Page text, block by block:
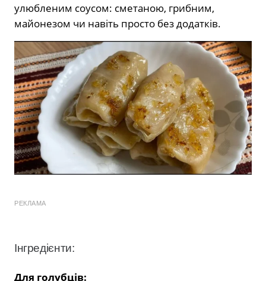
улюбленим соусом: сметаною, грибним,
майонезом чи навіть просто без додатків.
РЕКЛАМА
Інгредієнти:
Для голубців: